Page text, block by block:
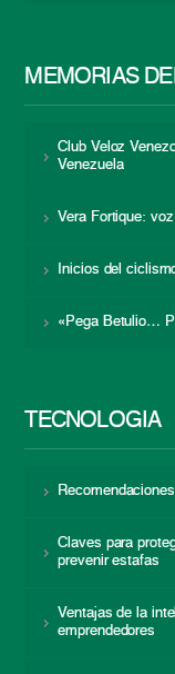
MEMORIAS
Club Veloz
Venezuela
Vera Fortique:
Inicios del
«Pega Betulio…
TECNOLOGÍA
Claves para
prevenir estafas
Ventajas de la
emprendedores